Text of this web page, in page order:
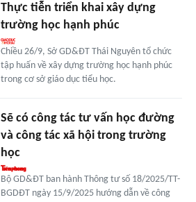
Thực tiễn triển khai xây dựng
trường học hạnh phúc
Chiều 26/9, Sở GD&ĐT Thái Nguyên tổ chức
tập huấn về xây dựng trường học hạnh phúc
trong cơ sở giáo dục tiểu học.
Sẽ có công tác tư vấn học đường
và công tác xã hội trong trường
học
Bộ GD&ĐT ban hành Thông tư số 18/2025/TT-
BGDĐT ngày 15/9/2025 hướng dẫn về công